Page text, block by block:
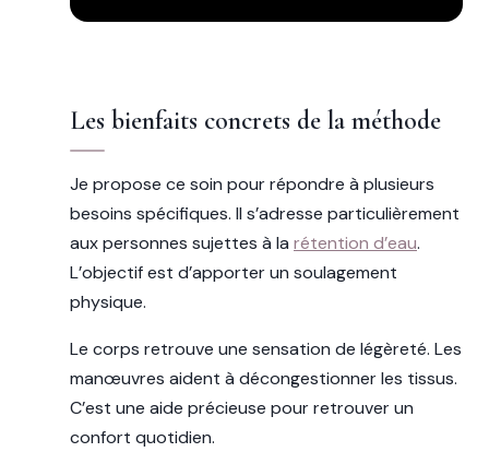
Les bienfaits concrets de la méthode
Je propose ce soin pour répondre à plusieurs
besoins spécifiques. Il s’adresse particulièrement
aux personnes sujettes à la rétention d’eau.
L’objectif est d’apporter un soulagement
physique.
Le corps retrouve une sensation de légèreté. Les
manœuvres aident à décongestionner les tissus.
C’est une aide précieuse pour retrouver un
confort quotidien.